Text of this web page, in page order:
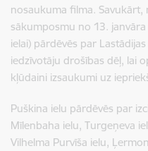
nosaukuma filma. Savukārt,
sākumposmu no 13. janvāra
ielai) pārdēvēs par
iedzīvotāju drošības dēļ, lai
kļūdaini izsaukumi uz
Puškina ielu pārdēvēs par
Mīlenbaha ielu, Turgeņeva
Vilhelma Purvīša ielu,